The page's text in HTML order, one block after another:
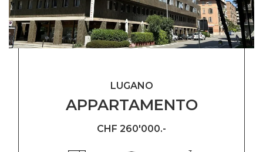
APPARTAMENTO
LUGANO
CHF 260'000.-